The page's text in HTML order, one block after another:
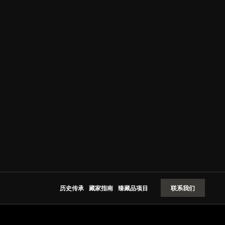
历史传承 藏家指南 臻藏品项目 联系我们